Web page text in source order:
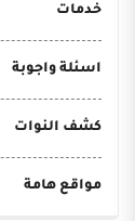
خدمات
اسئلة واجوبة
كشف النوات
مواقع هامة